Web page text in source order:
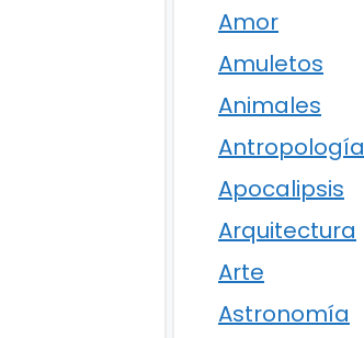
Amor
Amuletos
Animales
Antropología
Apocalipsis
Arquitectura
Arte
Astronomía